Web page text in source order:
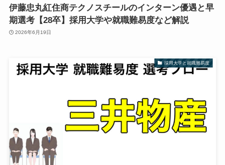
伊藤忠丸紅住商テクノスチールのインターン優遇と早
期選考【28卒】採用大学や就職難易度など解説
2026年6月19日
採用大学と就職難易度